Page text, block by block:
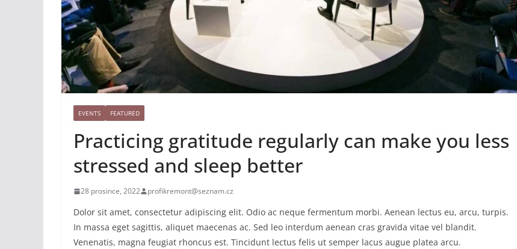
EVENTS FEATURED
Practicing gratitude regularly can make you less
stressed and sleep better
28 prosince, 2022 profikremont@seznam.cz
Dolor sit amet, consectetur adipiscing elit. Odio ac neque fermentum morbi. Aenean lectus eu, arcu, turpis.
In massa eget sagittis, aliquet maecenas ac. Sed leo interdum aenean cras gravida vitae vel blandit.
Venenatis, magna feugiat rhoncus est. Tincidunt lectus felis ut semper lacus augue platea arcu.